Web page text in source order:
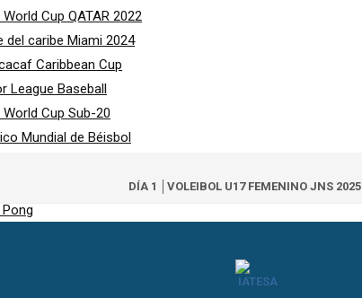
World Cup QATAR 2022
del caribe Miami 2024
Caribbean Cup
League Baseball
World Cup Sub-20
Mundial de Béisbol
DÍA 1 │VOLEIBOL U17 FEMENINO JNS 2025